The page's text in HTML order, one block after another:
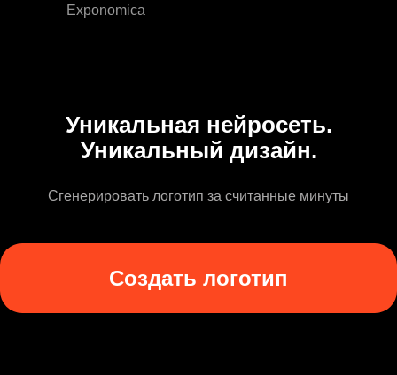
Exponomica
Уникальная нейросеть.
Уникальный дизайн.
Сгенерировать логотип за считанные минуты
Создать логотип